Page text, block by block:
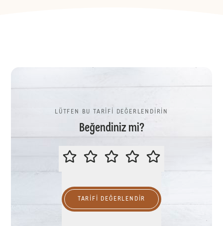
LÜTFEN BU TARİFİ DEĞERLENDİRİN
Beğendiniz mi?
LÜTFEN BU TARİFİ
TARIFI DEĞERLENDİR